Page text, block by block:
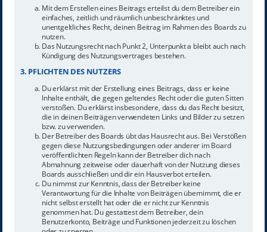
Mit dem Erstellen eines Beitrags erteilst du dem Betreiber ein
einfaches, zeitlich und räumlich unbeschränktes und
unentgeltliches Recht, deinen Beitrag im Rahmen des Boards zu
nutzen.
Das Nutzungsrecht nach Punkt 2, Unterpunkt a bleibt auch nach
Kündigung des Nutzungsvertrages bestehen.
3. PFLICHTEN DES NUTZERS
Du erklärst mit der Erstellung eines Beitrags, dass er keine
Inhalte enthält, die gegen geltendes Recht oder die guten Sitten
verstoßen. Du erklärst insbesondere, dass du das Recht besitzt,
die in deinen Beiträgen verwendeten Links und Bilder zu setzen
bzw. zu verwenden.
Der Betreiber des Boards übt das Hausrecht aus. Bei Verstößen
gegen diese Nutzungsbedingungen oder anderer im Board
veröffentlichten Regeln kann der Betreiber dich nach
Abmahnung zeitweise oder dauerhaft von der Nutzung dieses
Boards ausschließen und dir ein Hausverbot erteilen.
Du nimmst zur Kenntnis, dass der Betreiber keine
Verantwortung für die Inhalte von Beiträgen übernimmt, die er
nicht selbst erstellt hat oder die er nicht zur Kenntnis
genommen hat. Du gestattest dem Betreiber, dein
Benutzerkonto, Beiträge und Funktionen jederzeit zu löschen